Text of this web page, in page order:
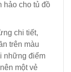
hảo cho tủ đồ
chi tiết,
trên màu
những điểm
một vẻ